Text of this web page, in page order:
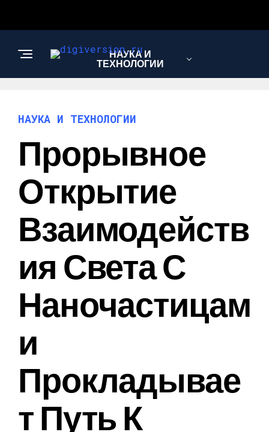
НАУКА И
ТЕХНОЛОГИИ
НАУКА И ТЕХНОЛОГИИ
Прорывное
Открытие
Взаимодейств
Ия Света С
Наночастицам
И
Прокладывае
Т Путь К